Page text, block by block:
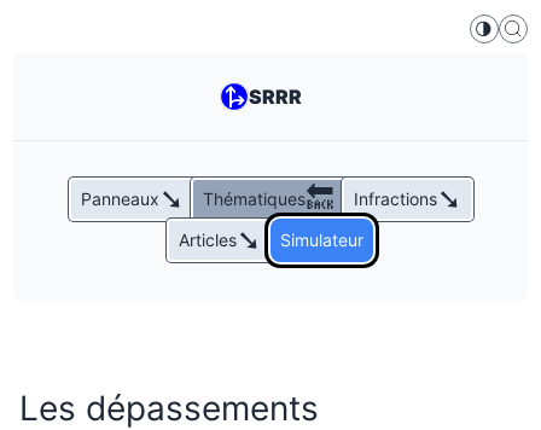
SRRR
Panneaux ➘ Thématiques🔙 Infractions➘
Articles➘ Simulateur
🌗
Les dépassements